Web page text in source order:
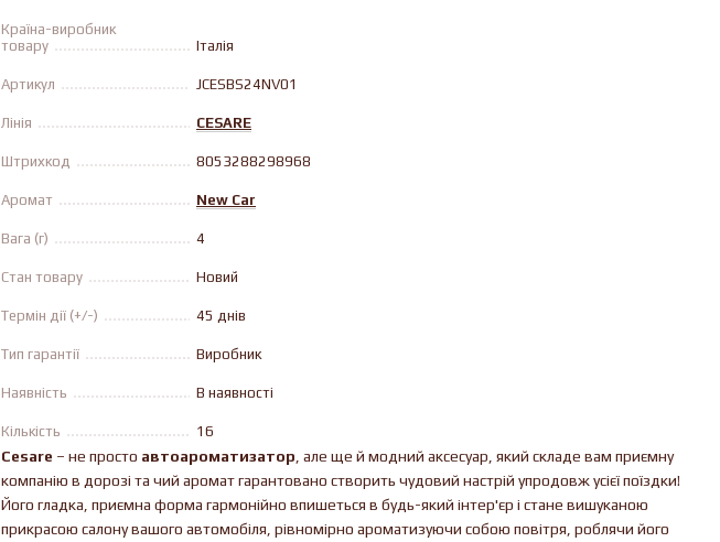
Країна-виробник
товару
Італія
Артикул JCESBS24NV01
Лінія CESARE
Штрихкод 8053288298968
Аромат New Car
Вага (г) 4
Стан товару Новий
Термін дії (+/-) 45 днів
Тип гарантії Виробник
Наявність В наявності
Кількість 16
Сesare – не просто автоароматизатор , але ще й модний аксесуар, який складе вам приємну
компанію в дорозі та чий аромат гарантовано створить чудовий настрій упродовж усієї поїздки!
Його гладка, приємна форма гармонійно впишеться в будь-який інтер'єр і стане вишуканою
прикрасою салону вашого автомобіля, рівномірно ароматизуючи собою повітря, роблячи його